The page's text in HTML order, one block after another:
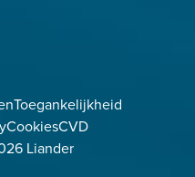
Toegankelijkheid
CookiesCVD
Liander